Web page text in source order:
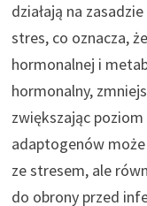
działają na
stres, co oznacza,
hormonalnej i
hormonalny,
zwiększając
adaptogenów
ze stresem, ale
do obrony przed